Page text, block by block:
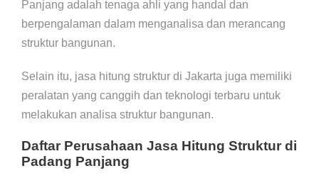
Panjang adalah tenaga ahli yang handal dan
berpengalaman dalam menganalisa dan merancang
struktur bangunan.
Selain itu, jasa hitung struktur di Jakarta juga memiliki
peralatan yang canggih dan teknologi terbaru untuk
melakukan analisa struktur bangunan.
Daftar Perusahaan Jasa Hitung Struktur di
Padang Panjang